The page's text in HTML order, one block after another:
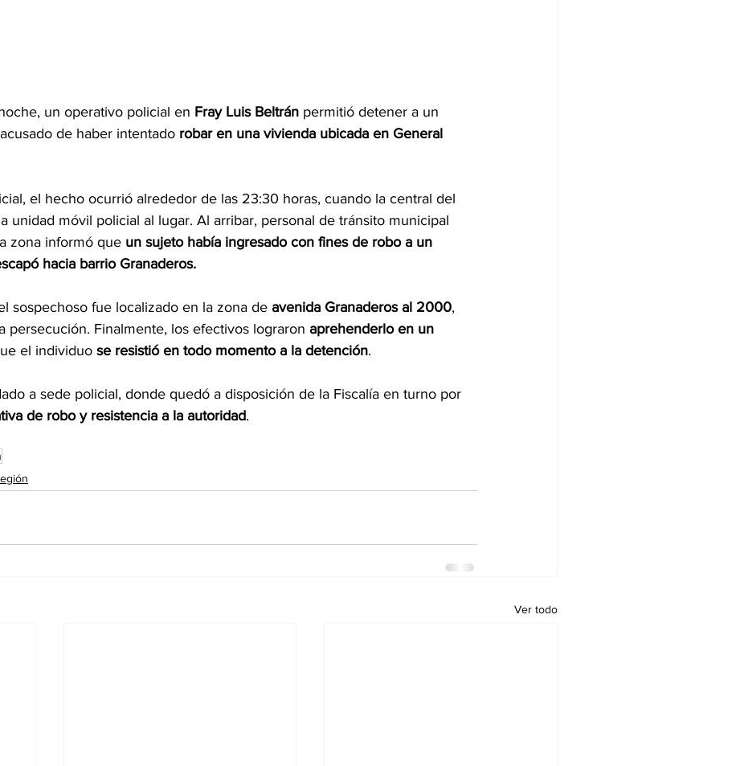
un operativo policial en Fray Luis Beltrán permitió detener a un
de haber intentado robar en una vivienda ubicada en General
el hecho ocurrió alrededor de las 23:30 horas, cuando la central del
unidad móvil policial al lugar. Al arribar, personal de tránsito municipal
zona informó que un sujeto había ingresado con fines de robo a un
hacia barrio Granaderos.
sospechoso fue localizado en la zona de avenida Granaderos al 2000,
persecución. Finalmente, los efectivos lograron aprehenderlo en un
el individuo se resistió en todo momento a la detención.
a sede policial, donde quedó a disposición de la Fiscalía en turno por
de robo y resistencia a la autoridad.
Ver todo